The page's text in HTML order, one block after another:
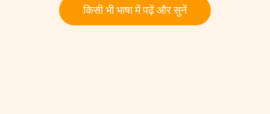
किसी भी भाषा में पढ़ें और सुनें